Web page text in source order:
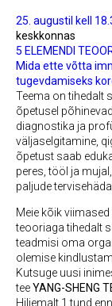
25. augustil kell
keskkonnas
5 ELEMENDI
Mida ette võtta
tugevdamiseks
Teema on tihedalt
õpetusel
diagnostika ja
väljaselgitamine,
õpetust saab
peres, tööl ja
paljude
Meie kõik
teooriaga tihedalt
teadmisi oma
olemise
Kutsuge uusi
teeYANG-SHENG
Hiljemalt 1 tund